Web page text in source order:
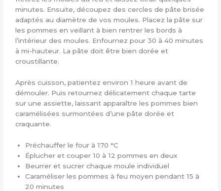
minutes. Ensuite, découpez des cercles de pâte brisée
adaptés au diamètre de vos moules. Placez la pâte sur
les pommes en veillant à bien rentrer les bords à
l’intérieur des moules. Enfournez pour 30 à 40 minutes
à mi-hauteur. La pâte doit être bien dorée et
croustillante.
Après cuisson, patientez environ 1 heure avant de
démouler. Puis retournez délicatement chaque tarte
sur une assiette, laissant apparaître les pommes bien
caramélisées surmontées d’une pâte dorée et
craquante.
Préchauffer le four à 170 °C
Éplucher et couper 10 à 12 pommes en deux
Beurrer et sucrer chaque moule individuel
Caraméliser les pommes à feu moyen pendant 15 à
20 minutes